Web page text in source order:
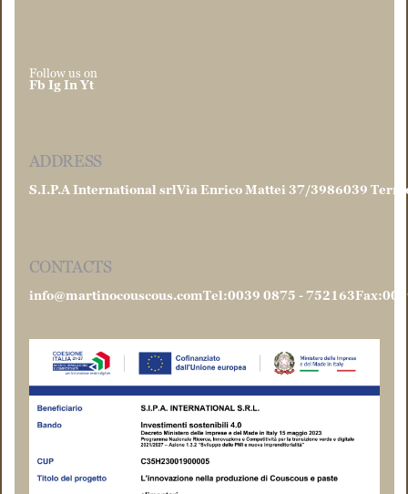
Follow us on
Fb Ig In Yt
ADDRESS
S.I.P.A International srlVia Enrico Mattei 37/3986039
CONTACTS
info@martinocouscous.comTel:0039 0875 - 752163